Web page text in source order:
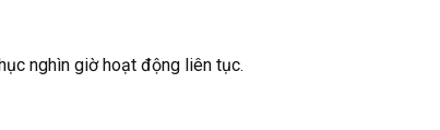
nghìn giờ hoạt động liên tục.